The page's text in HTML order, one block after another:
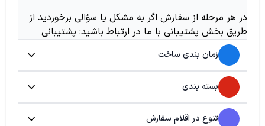
در هر مرحله از سفارش اگر به مشکل یا سؤالی برخوردید از
طریق بخش پشتیبانی با ما در ارتباط باشید: پشتیبانی
زمان بندی ساخت
بسته بندی
تنوع در اقلام سفارش